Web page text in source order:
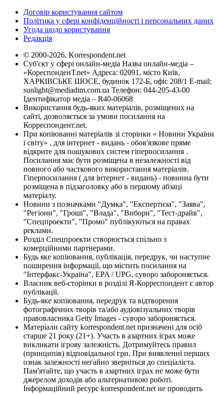
Договір користування сайтом
Політика у сфері конфіденційності і персональних даних
Угода щодо користування
Редакція
© 2000-2026, Korrespondent.net
Суб'єкт у сфері онлайн-медіа Назва онлайн-медіа –
«КореспонденТ.net» Адреса: 02091, місто Київ,
ХАРКІВСЬКЕ ШОСЕ, будинок 172-Б, офіс 208/1 E-mail:
sunlight@mediadim.com.ua Телефон: 044-205-43-00
Ідентифікатор медіа – R40-06068
Використання будь-яких матеріалів, розміщених на
сайті, дозволяється за умови посилання на
Корреспондент.net.
При копіюванні матеріалів зі сторінки « Новини України
і світу» , для інтернет - видань - обов'язкове пряме
відкрите для пошукових систем гіперпосилання .
Посилання має бути розміщена в незалежності від
повного або часткового використання матеріалів.
Гіперпосилання ( для інтернет - видань) - повинна бути
розміщена в підзаголовку або в першому абзаці
матеріалу.
Новини з позначками "Думка", "Експертиза", "Заява",
"Регіони", "Гроші", "Влада", "Вибори", "Тест-драйв",
"Спецпроекти", "Промо" публікуються на правах
реклами.
Розділ Спецпроекти створюється спільно з
комерційними партнерами.
Будь яке копіювання, публікація, передрук, чи наступне
поширення інформації, що містить посилання на
"Інтерфакс-Україна", EPA / UPG, суворо забороняється.
Власник веб-сторінки в розділі Я-Корреспондент є автор
публікації.
Будь-яке копіювання, передрук та відтворення
фотографічних творів та/або аудіовізуальних творів
правовласника Getty Images - суворо забороняється.
Матеріали сайту korrespondent.net призначені для осіб
старше 21 року (21+). Участь в азартних іграх може
викликати ігрову залежність. Дотримуйтесь правил
(принципів) відповідальної гри. При виявленні перших
ознак залежності негайно зверніться до спеціаліста.
Пам'ятайте, що участь в азартних іграх не може бути
джерелом доходів або альтернативою роботі.
Інформаційний ресурс korrespondent.net не проводить